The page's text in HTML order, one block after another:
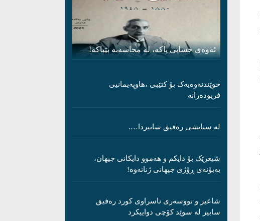
ئەوەی حسابی پاکە، لە محاسەبە بێباکە!
خوێندنەوەیەک بۆ کتێبی ،هاوپەیمانیی
فریودەرانە
لە ستایشی رەفیق سابیردا….
شیعرێک بۆ دایکم و ھەموو دایکانی جیھان،
بەبۆنەی ڕۆژی جیھانی ژنانەوە!
شاعیر و نووسەری ناسراوی کورد رەفیق
سابیر لە سوێد کۆچی دواییکرد